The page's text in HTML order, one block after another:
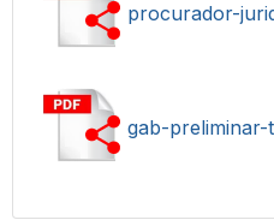
procurador-
gab-